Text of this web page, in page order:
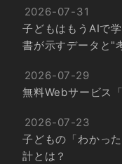
2026-07-31
子どもはもうAIで
書が示すデータと"
2026-07-29
無料Webサービス
2026-07-23
子どもの「わかっ
計とは？